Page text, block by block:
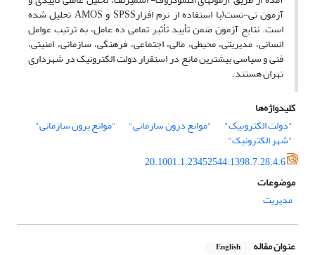
آزمون تی-تست(با استفاده از نرم افزارSPSS و AMOS تحلیل شده
است. نتایج آزمون ضمن تأیید تأثیر تمامی ده عامل، به ترتیب عوامل
انسانی، مدیریتی، محیطی، مالی، اجتماعی، فرهنگی، سازمانی، امنیتی،
فنی و سیاسی بیشترین مانع در استقرار دولت الکترونیک در شهرداری
تهران هستند.
کلیدواژه‌ها
"دولت الکترونیک"
"موانع درون سازمانی" "موانع برون سازمانی"
"شهر الکترونیک"
20.1001.1.23452544.1398.7.28.4.6
موضوعات
مدیریت
عنوان مقاله English